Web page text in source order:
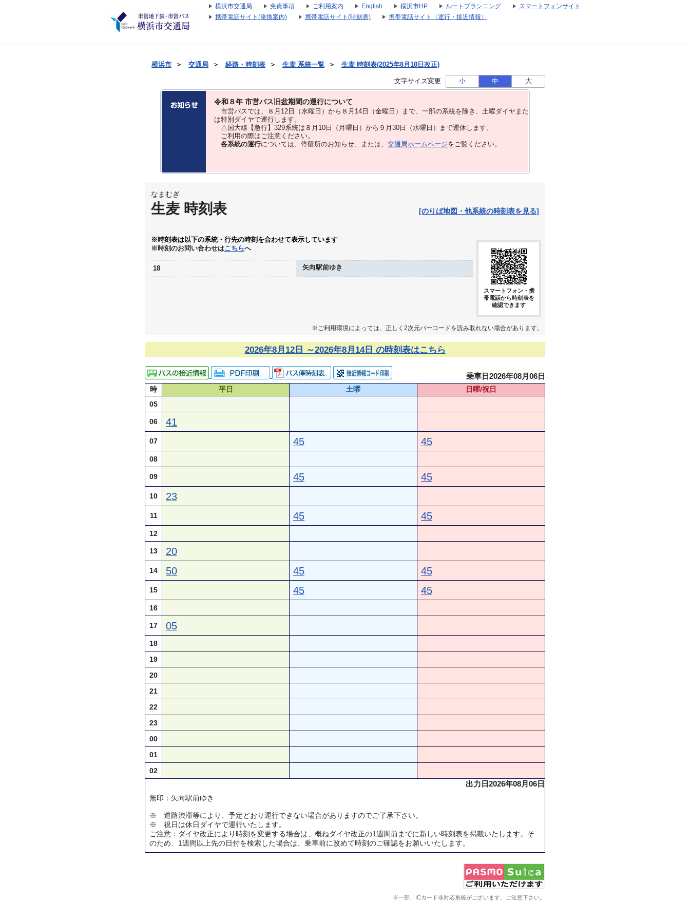
横浜市交通局 免責事項 ご利用案内 English 横浜市HP ルートプランニング
スマートフォンサイト
携帯電話サイト(乗換案内)
携帯電話サイト(時刻表) 携帯電話サイト（運行・接近情報）
横浜市 ＞ 交通局 ＞ 経路・時刻表 ＞ 生麦 系統一覧 ＞ 生麦 時刻表(2025年8月18日改正)
文字サイズ変更 小 中 大
令和８年 市営バス旧盆期間の運行について
市営バスでは、８⽉12⽇（水曜日）から８⽉14⽇（金曜日）まで、⼀部の系統を除き、⼟曜ダイヤまた
は特別ダイヤで運⾏します。
△国大線【急行】329系統は８月10日（月曜日）から９月30日（水曜日）まで運休します。
ご利用の際はご注意ください。
各系統の運行については、停留所のお知らせ、または、 交通局ホームページをご覧ください。
なまむぎ
生麦 時刻表 [のりば地図・他系統の時刻表を見る]
※時刻表は以下の系統・行先の時刻を合わせて表示しています
※時刻のお問い合わせはこちらへ
18 矢向駅前ゆき
スマートフォン・携
帯電話から時刻表を
確認できます
※ご利用環境によっては、正しく2次元バーコードを読み取れない場合があります。
2026年8月12日 ～2026年8月14日 の時刻表はこちら
乗車日2026年08月06日
時 平日 土曜
日曜/祝日
05
06 41
07 45 45
08
09 45 45
10 23
11 45 45
12
13 20
14 50 45 45
15 45 45
16
17 05
18
19
20
21
22
23
00
01
02
出力日2026年08月06日
無印：矢向駅前ゆき
※ 道路渋滞等により、予定どおり運行できない場合がありますのでご了承下さい。
※ 祝日は休日ダイヤで運行いたします。
ご注意：ダイヤ改正により時刻を変更する場合は、概ねダイヤ改正の1週間前までに新しい時刻表を掲載いたします。そ
のため、1週間以上先の日付を検索した場合は、乗車前に改めて時刻のご確認をお願いいたします。
※一部、ICカード非対応系統がございます。ご注意下さい。